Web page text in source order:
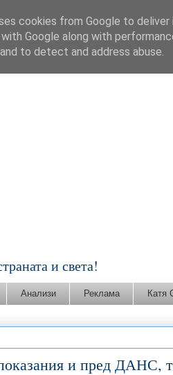
и света!
Анализи Реклама Катя
и пред ДАНС,
cookies from Google to
with Google along with
to detect and address abuse.